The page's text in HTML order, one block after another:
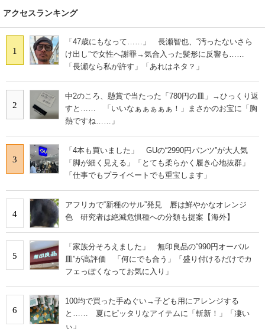
アクセスランキング
1
「47歳にもなって……」 長瀬智也、“汚ったないさら
け出し”で女性へ謝罪→気合入った髪形に反響も……
「長瀬なら私が許す」「あれはネタ？」
2
中2のころ、懸賞で当たった「780円の皿」→ひっくり返
すと…… 「いいなぁぁぁぁぁ！」まさかのお宝に「胸
熱ですね……」
3
「4本も買いました」 GUの“2990円パンツ”が大人気
「脚が細く見える」「とても柔らかく履き心地抜群」
「仕事でもプライベートでも重宝します」
4
アフリカで“新種のサル”発見 唇は鮮やかなオレンジ
色 研究者は絶滅危惧種への分類も提案【海外】
5
「家族分そろえました」 無印良品の“990円オーバル
皿”が高評価 「何にでも合う」「盛り付けるだけでカ
フェっぽくなってお気に入り」
6
100均で買った手ぬぐい→子ども用にアレンジする
と…… 夏にピッタリなアイテムに「斬新！」「凄い
ぃ」